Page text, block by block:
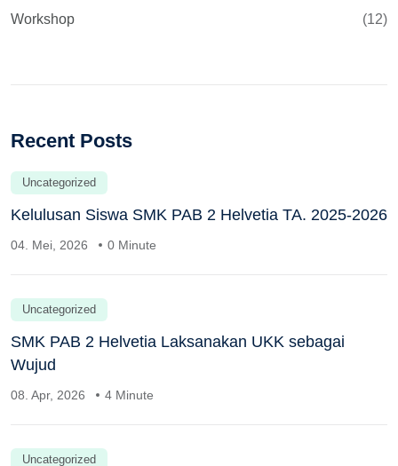
Workshop (12)
Recent Posts
Uncategorized
Kelulusan Siswa SMK PAB 2 Helvetia TA. 2025-2026
04. Mei, 2026 0 Minute
Uncategorized
SMK PAB 2 Helvetia Laksanakan UKK sebagai
Wujud
08. Apr, 2026 4 Minute
Uncategorized